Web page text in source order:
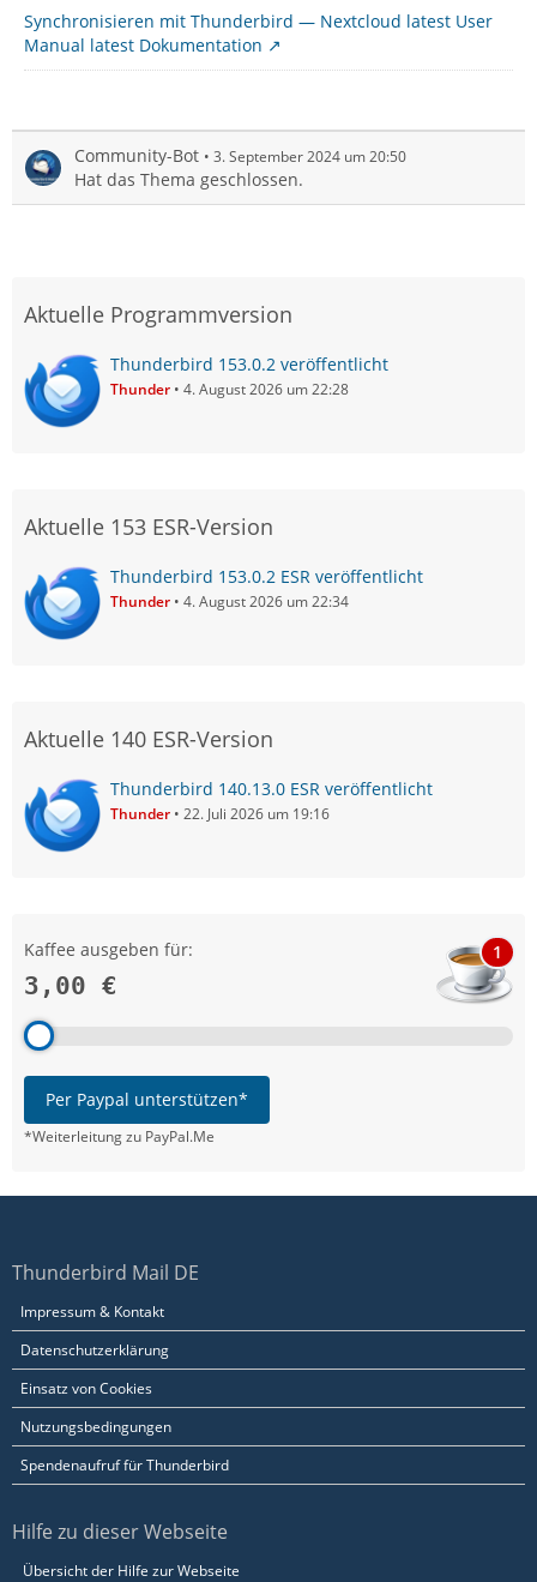
Synchronisieren mit Thunderbird — Nextcloud latest User
Manual latest Dokumentation
Community-Bot 3. September 2024 um 20:50
Hat das Thema geschlossen.
Aktuelle Programmversion
Thunderbird 153.0.2 veröffentlicht
Thunder 4. August 2026 um 22:28
Aktuelle 153 ESR-Version
Thunderbird 153.0.2 ESR veröffentlicht
Thunder 4. August 2026 um 22:34
Aktuelle 140 ESR-Version
Thunderbird 140.13.0 ESR veröffentlicht
Thunder 22. Juli 2026 um 19:16
Kaffee ausgeben für:
3,00 €
1
Per Paypal unterstützen*
*Weiterleitung zu PayPal.Me
Thunderbird Mail DE
Impressum & Kontakt
Datenschutzerklärung
Einsatz von Cookies
Nutzungsbedingungen
Spendenaufruf für Thunderbird
Hilfe zu dieser Webseite
Übersicht der Hilfe zur Webseite